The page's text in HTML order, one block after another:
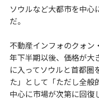
ソウルなど大都市を中心
だ。
不動産インフォのクォン
年下半期以後、価格が大
に入ってソウルと首都圏
た」として「ただし全般
中心に市場が次第に回復